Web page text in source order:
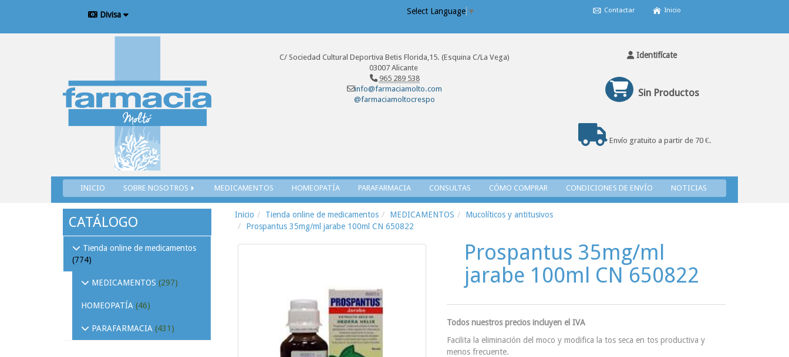
Divisa Select Language ▼ Contactar Inicio
C/ Sociedad Cultural Deportiva Betis Florida,15. (Esquina C/La Vega)
03007 Alicante
965 289 538
info@farmaciamolto.com
@farmaciamoltocrespo
Identifícate
Sin Productos
Envío gratuito a partir de 70 €.
INICIO SOBRE NOSOTROS MEDICAMENTOS HOMEOPATÍA PARAFARMACIA CONSULTAS CÓMO COMPRAR CONDICIONES DE ENVÍO NOTICIAS
Inicio Tienda online de medicamentos MEDICAMENTOS
Mucolíticos y antitusivos
Prospantus 35mg/ml jarabe 100ml CN 650822
Prospantus 35mg/ml
jarabe 100ml CN 650822
Todos nuestros precios incluyen el IVA
Facilita la eliminación del moco y modifica la tos seca en tos productiva y
menos frecuente.
CATÁLOGO
Tienda online de medicamentos
(774)
MEDICAMENTOS (297)
HOMEOPATÍA (46)
PARAFARMACIA (431)